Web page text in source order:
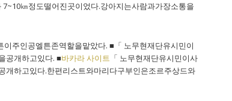
㎞정도떨어진곳이었다.강아지는사람과가장소통을
이주인공엘튼존역할을맡았다. ■「 노무현재단유시민이
공개하고있다. ■바카라 사이트 「 노무현재단유시민이사
개하고있다.한편리스트와마리다구부인은조르주상드와